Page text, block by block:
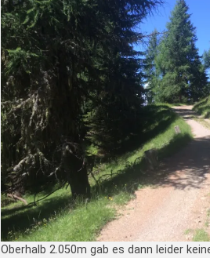
Oberhalb 2.050m gab es dann leider